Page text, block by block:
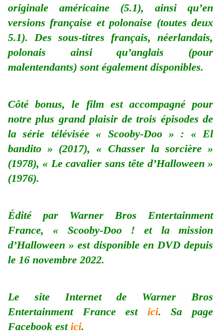
originale américaine (5.1), ainsi qu’en
versions française et polonaise (toutes deux
5.1). Des sous-titres français, néerlandais,
polonais ainsi qu’anglais (pour
malentendants) sont également disponibles.
Côté bonus, le film est accompagné pour
notre plus grand plaisir de trois épisodes de
la série télévisée « Scooby-Doo » : « El
bandito » (2017), « Chasser la sorcière »
(1978), « Le cavalier sans tête d’Halloween »
(1976).
Édité par Warner Bros Entertainment
France, « Scooby-Doo ! et la mission
d’Halloween » est disponible en DVD depuis
le 16 novembre 2022.
Le site Internet de Warner Bros
Entertainment France est ici. Sa page
Facebook est ici.